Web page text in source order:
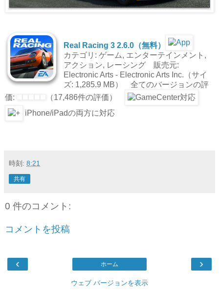
Real Racing 3 2.6.0（無料）
カテゴリ: ゲーム, エンターテインメント,
アクション, レーシング 販売元:
Electronic Arts - Electronic Arts Inc.（サイ
ズ: 1,285.9 MB） 全てのバージョンの評
価:
（17,486件の評価）
iPhone/iPadの両方に対応
時刻: 8:21
共有
0 件のコメント:
コメントを投稿
‹ ›
ホーム
ウェブ バージョンを表示